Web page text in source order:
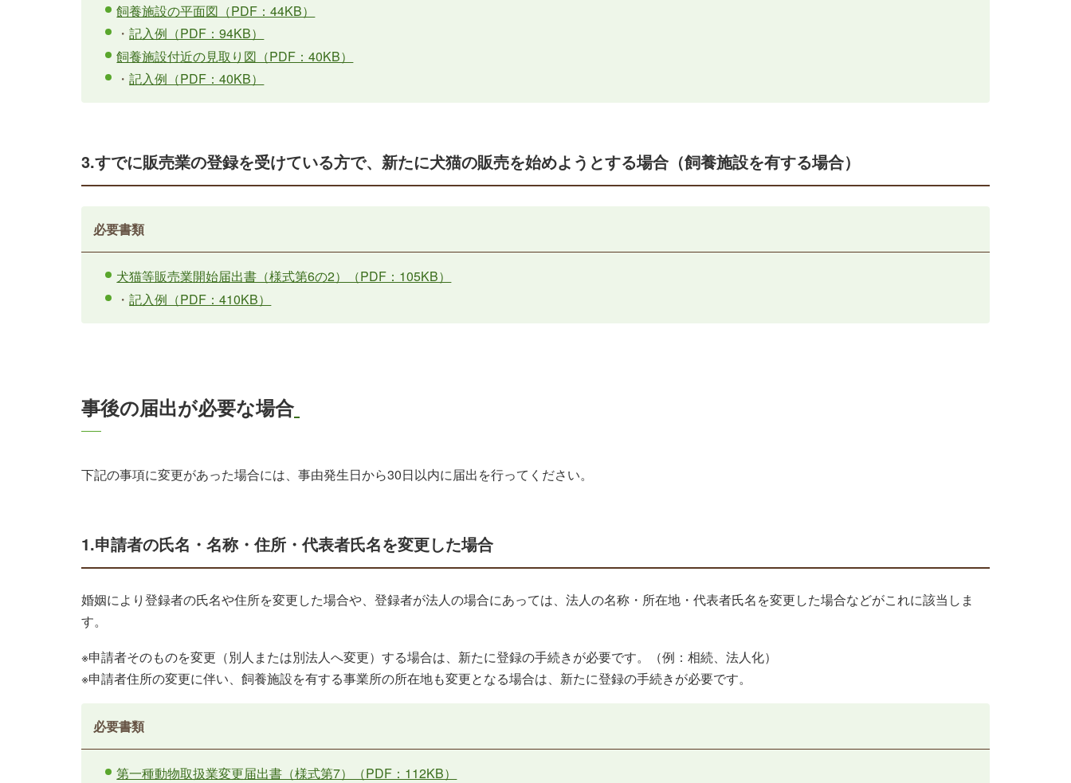
飼養施設の平面図（PDF：44KB）
・記入例（PDF：94KB）
飼養施設付近の見取り図（PDF：40KB）
・記入例（PDF：40KB）
3.すでに販売業の登録を受けている方で、新たに犬猫の販売を始めようとする場合（飼養施設を有する場合）
必要書類
犬猫等販売業開始届出書（様式第6の2）（PDF：105KB）
・記入例（PDF：410KB）
事後の届出が必要な場合
下記の事項に変更があった場合には、事由発生日から30日以内に届出を行ってください。
1.申請者の氏名・名称・住所・代表者氏名を変更した場合
婚姻により登録者の氏名や住所を変更した場合や、登録者が法人の場合にあっては、法人の名称・所在地・代表者氏名を変更した場合などがこれに該当しま
す。
※申請者そのものを変更（別人または別法人へ変更）する場合は、新たに登録の手続きが必要です。（例：相続、法人化）
※申請者住所の変更に伴い、飼養施設を有する事業所の所在地も変更となる場合は、新たに登録の手続きが必要です。
必要書類
第一種動物取扱業変更届出書（様式第7）（PDF：112KB）